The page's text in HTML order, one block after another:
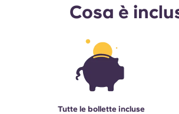
Cosa è
Tutte le bollette incluse